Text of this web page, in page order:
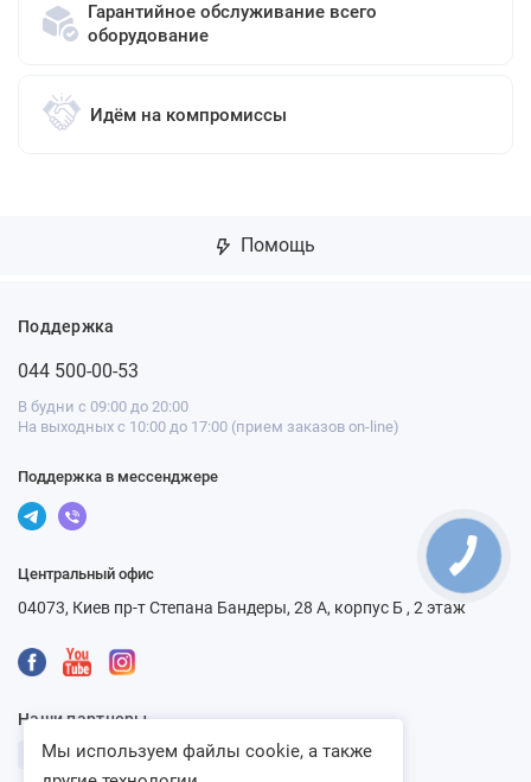
Гарантийное обслуживание всего
оборудование
Идём на компромиссы
Помощь
Поддержка
044 500-00-53
В будни с 09:00 до 20:00
На выходных с 10:00 до 17:00 (прием заказов on-line)
Поддержка в мессенджере
Центральный офис
04073, Киев пр-т Степана Бандеры, 28 А, корпус Б , 2 этаж
Наши партнеры
Мы используем файлы cookie, а также